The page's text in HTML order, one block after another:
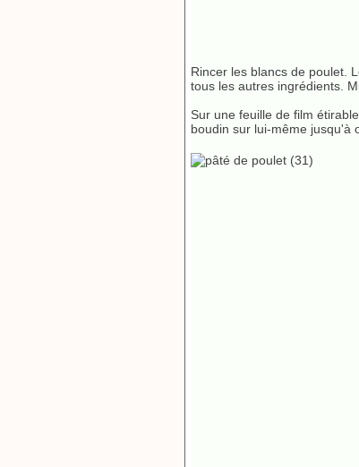
Rincer les blancs de poulet.
tous les autres ingrédients.
Sur une feuille de film
boudin sur lui-même jusqu'à